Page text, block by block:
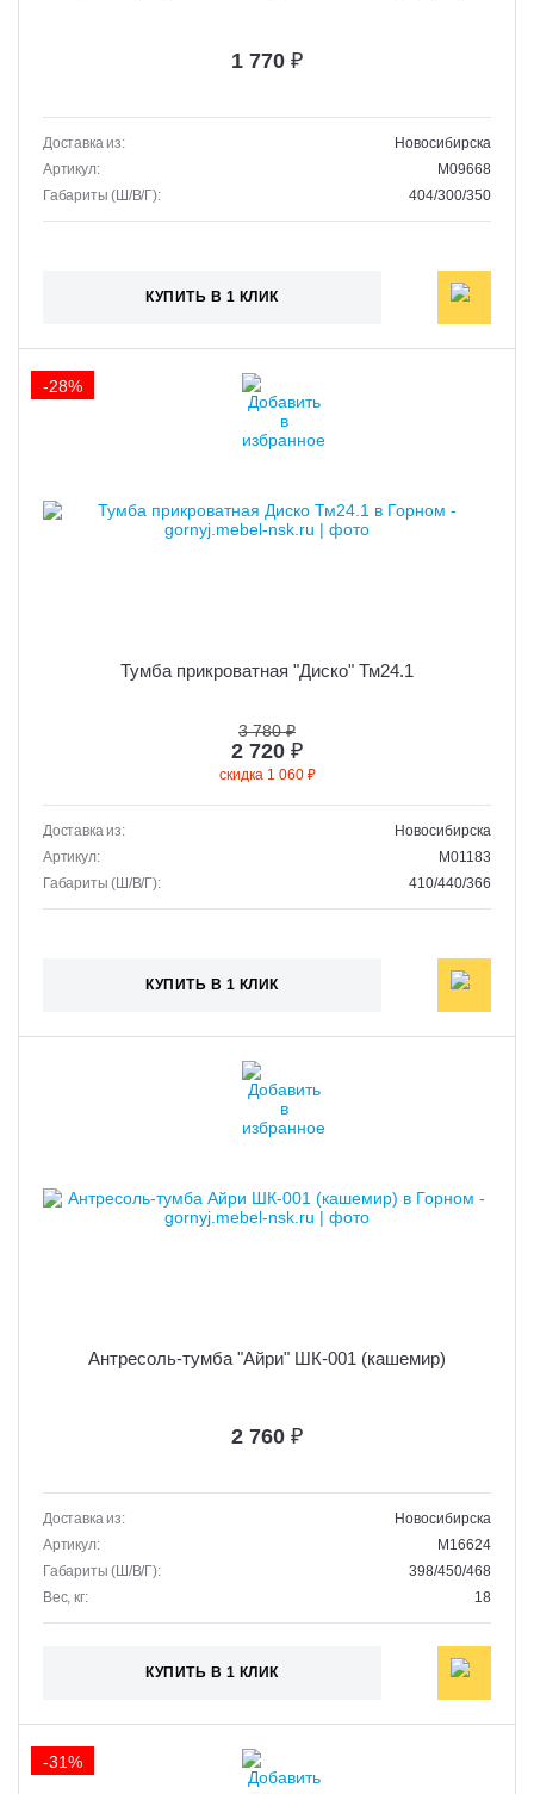
1 770 ₽
Доставка из:
Новосибирска
Артикул:
M09668
Габариты (Ш/В/Г):
404/300/350
КУПИТЬ В 1 КЛИК
Тумба прикроватная "Диско" Тм24.1
3 780 ₽
2 720 ₽
скидка 1 060 ₽
Доставка из:
Новосибирска
Артикул:
M01183
Габариты (Ш/В/Г):
410/440/366
КУПИТЬ В 1 КЛИК
-28%
Антресоль-тумба "Айри" ШК-001 (кашемир)
2 760 ₽
Доставка из:
Новосибирска
Артикул:
M16624
Габариты (Ш/В/Г):
398/450/468
Вес, кг:
18
КУПИТЬ В 1 КЛИК
-31%